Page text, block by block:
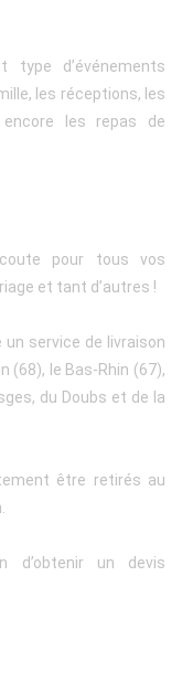
type d’événements
les réceptions, les
les repas de
pour tous vos
et tant d’autres !
un service de livraison
(68), le Bas-Rhin (67),
du Doubs et de la
être retirés au
d’obtenir un devis